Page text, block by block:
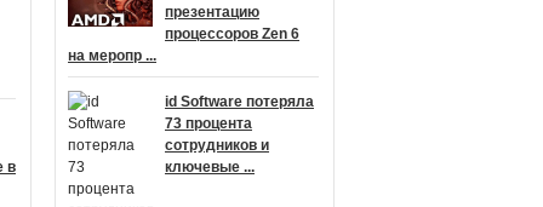
в
презентацию
процессоров Zen 6
на меропр ...
id Software потеряла
73 процента
сотрудников и
ключевые ...